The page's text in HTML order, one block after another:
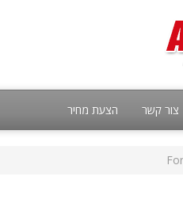
צור קשר הצעת מחיר